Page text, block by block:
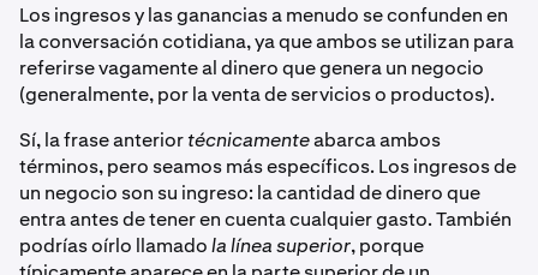
Los ingresos y las ganancias a menudo se confunden en
la conversación cotidiana, ya que ambos se utilizan para
referirse vagamente al dinero que genera un negocio
(generalmente, por la venta de servicios o productos).
Sí, la frase anteriortécnicamenteabarca ambos
términos, pero seamos más específicos. Los ingresos de
un negocio son su ingreso: la cantidad de dinero que
entra antes de tener en cuenta cualquier gasto. También
podrías oírlo llamadola línea superior, porque